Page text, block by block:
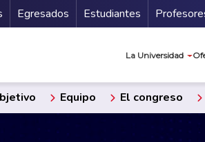
Secundario
Egresados Estudiantes
La Universidad
Equipo El congreso